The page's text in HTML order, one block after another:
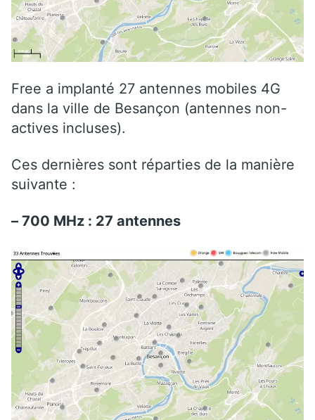
Free a implanté 27 antennes mobiles 4G
dans la ville de Besançon (antennes non-
actives incluses).
Ces dernières sont réparties de la manière
suivante :
– 700 MHz : 27 antennes